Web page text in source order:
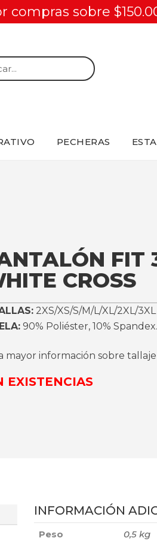
compras sobre
PECHERAS
FIT
CROSS
2XS/XS/S/M/L/XL/2XL/3XL
90% Poliéster, 10% Spandex.
mayor información sobre tallaje
EXISTENCIAS
INFORMACIÓN
Peso 0,5 kg